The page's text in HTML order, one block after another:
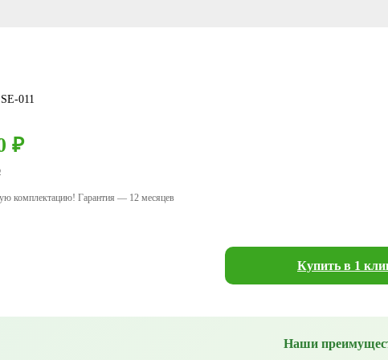
SE-011
₽
комплектацию! Гарантия — 12 месяцев
Купить в 1
Наши